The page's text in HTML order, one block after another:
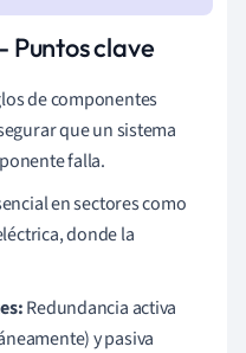
Puntos clave
de componentes
que un sistema
falla.
en sectores como
donde la
Redundancia activa
y pasiva